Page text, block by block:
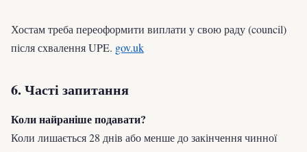
Хостам треба переоформити виплати у свою раду (council)
після схвалення UPE. gov.uk
6. Часті запитання
Коли найраніше подавати?
Коли лишається 28 днів або менше до закінчення чинної